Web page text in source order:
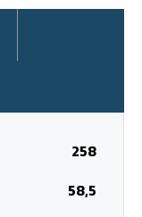
258
58,5